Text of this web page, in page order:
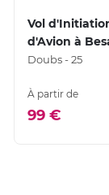
Vol
d'Avion à
Doubs - 25
À partir de
99 €